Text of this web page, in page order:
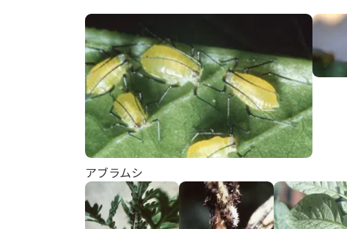
アブラムシ